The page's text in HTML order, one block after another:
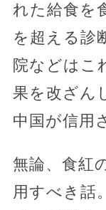
れた給食を
を超える診
院などはこ
果を改ざん
中国が信用
無論、食紅
用すべき話